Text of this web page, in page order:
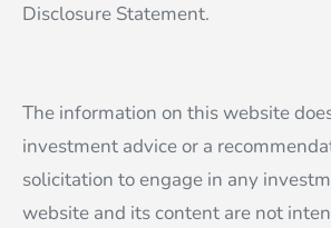
Disclosure Statement.
The information on this website
investment advice or a
solicitation to engage in any
website and its content are not